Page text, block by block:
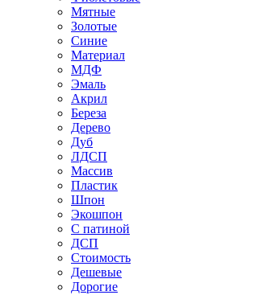
Мятные
Золотые
Синие
Материал
МДФ
Эмаль
Акрил
Береза
Дерево
Дуб
ЛДСП
Массив
Пластик
Шпон
Экошпон
С патиной
ДСП
Стоимость
Дешевые
Дорогие